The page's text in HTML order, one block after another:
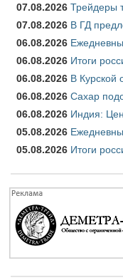
07.08.2026 Трейдеры
07.08.2026 В ГД
06.08.2026
06.08.2026 Итоги
06.08.2026 В Курской
06.08.2026 Сахар
06.08.2026 Индия:
05.08.2026
05.08.2026 Итоги